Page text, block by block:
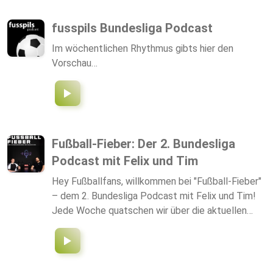
möchten, aber auch zum Talk im Gesamten, anbei
der Link zum YouTube-Channel vom Goddy in
Anbetracht der Kommentarfunktion unter den
Videos...http://www.youtube.com/goddylp...
Herzlichen Dank... Äußerungen unserer
Gesprächspartner*innen und Moderator*innen
geben deren eigene Auffassungen wieder.
Äußerungen seiner Gesprächspartner*innen in
Interviews und Diskussionen nicht zu eigen.
fusspils Bundesliga Podcast
Im wöchentlichen Rhythmus gibts hier den
Vorschau…
Fußball-Fieber: Der 2. Bundesliga
Podcast mit Felix und Tim
Hey Fußballfans, willkommen bei "Fußball-Fieber"
– dem 2. Bundesliga Podcast mit Felix und Tim!
Jede Woche quatschen wir über die aktuellen
Spieltage, analysieren die spannendsten Matches
und teilen unsere Meinung zu den verrücktesten
Momenten. Egal, ob ihr eingefleischte Fans seid